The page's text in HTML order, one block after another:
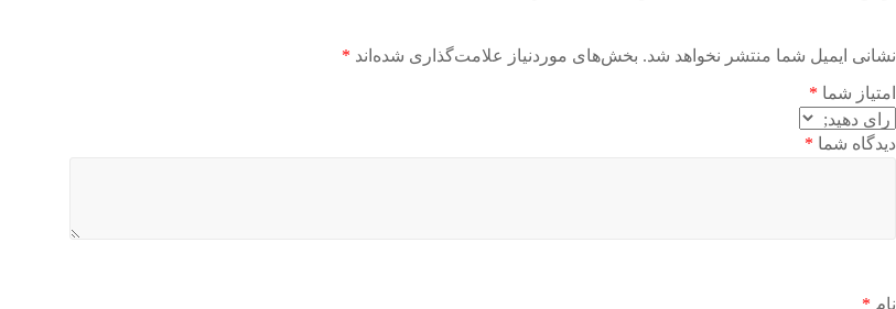
نشانی ایمیل شما منتشر نخواهد شد. بخش‌های موردنیاز علامت‌گذاری شده‌اند *
امتیاز شما *
دیدگاه شما *
نام *